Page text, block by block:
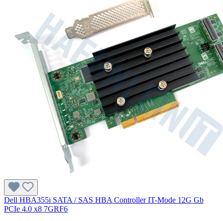
Dell HBA355i SATA / SAS HBA Controller IT-Mode 12G Gb
PCIe 4.0 x8 7GRF6